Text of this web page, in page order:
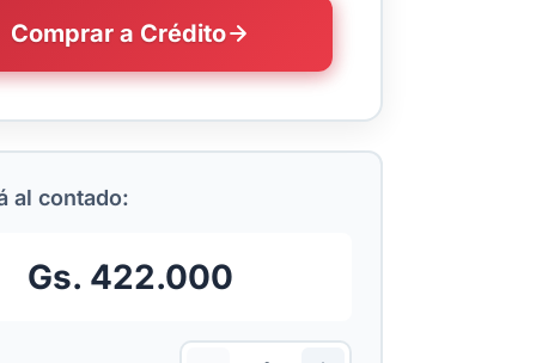
Comprar a Crédito
al contado:
Gs. 422.000